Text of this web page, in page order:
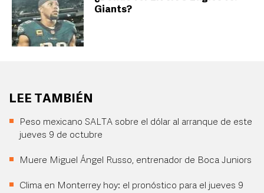
Giants?
LEE TAMBIÉN
Peso mexicano SALTA sobre el dólar al arranque de este
jueves 9 de octubre
Muere Miguel Ángel Russo, entrenador de Boca Juniors
Clima en Monterrey hoy: el pronóstico para el jueves 9